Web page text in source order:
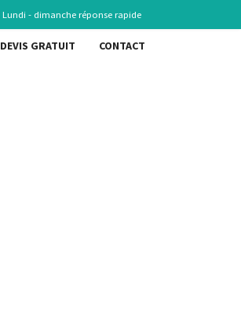
Lundi - dimanche réponse rapide
DEVIS GRATUIT CONTACT